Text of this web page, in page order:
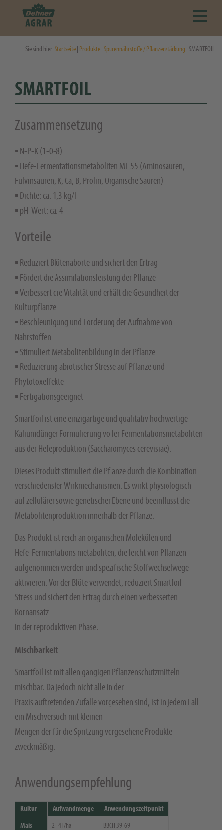
Sie sind hier:Startseite Produkte Spurennährstoffe / Pflanzenstärkung | SMARTFOIL
SMARTFOIL
Zusammensetzung
▪ N-P-K (1-0-8)
▪ Hefe-Fermentationsmetaboliten MF 55 (Aminosäuren,
Fulvinsäuren, K, Ca, B, Prolin, Organische Säuren)
▪ Dichte: ca. 1,3 kg/l
▪ pH-Wert: ca. 4
Vorteile
▪ Reduziert Blütenaborte und sichert den Ertrag
▪ Fördert die Assimilationsleistung der Pflanze
▪ Verbessert die Vitalität und erhält die Gesundheit der
Kulturpflanze
▪ Beschleunigung und Förderung der Aufnahme von
Nährstoffen
▪ Stimuliert Metabolitenbildung in der Pflanze
▪ Reduzierung abiotischer Stresse auf Pflanze und
Phytotoxeffekte
▪ Fertigationsgeeignet
Smartfoil ist eine einzigartige und qualitativ hochwertige
Kaliumdünger Formulierung voller Fermentationsmetaboliten
aus der Hefeproduktion (Saccharomyces cerevisiae).
Dieses Produkt stimuliert die Pflanze durch die Kombination
verschiedenster Wirkmechanismen. Es wirkt physiologisch
auf zellulärer sowie genetischer Ebene und beeinflusst die
Metabolitenproduktion innerhalb der Pflanze.
Das Produkt ist reich an organischen Molekülen und
Hefe-Fermentations metaboliten, die leicht von Pflanzen
aufgenommen werden und spezifische Stoffwechselwege
aktivieren. Vor der Blüte verwendet, reduziert Smartfoil
Stress und sichert den Ertrag durch einen verbesserten
Kornansatz
in der reproduktiven Phase.
Mischbarkeit
Smartfoil ist mit allen gängigen Pflanzenschutzmitteln
mischbar. Da jedoch nicht alle in der
Praxis auftretenden Zufälle vorgesehen sind, ist in jedem Fall
ein Mischversuch mit kleinen
Mengen der für die Spritzung vorgesehene Produkte
zweckmäßig.
Anwendungsempfehlung
Kultur Aufwandmenge
Anwendungszeitpunkt
Mais
2 - 4 l/ha BBCH 39-69